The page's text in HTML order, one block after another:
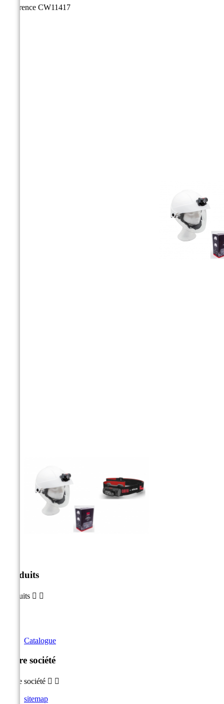
Référence CW11417
Produits
Produits  
Catalogue
Notre société
Notre société  
sitemap